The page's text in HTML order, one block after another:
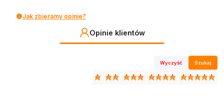
Jak zbieramy opinie?
Opinie klientów
Wyczyść Szukaj